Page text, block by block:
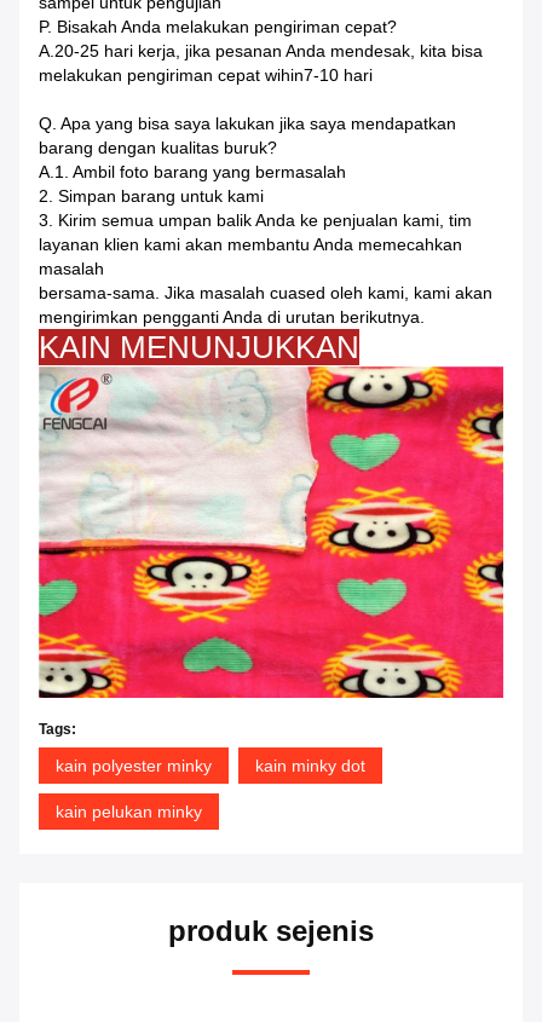
P. Bisakah Anda melakukan pengiriman cepat?
A.20-25 hari kerja, jika pesanan Anda mendesak, kita bisa
melakukan pengiriman cepat wihin7-10 hari
Q. Apa yang bisa saya lakukan jika saya mendapatkan
barang dengan kualitas buruk?
A.1. Ambil foto barang yang bermasalah
2. Simpan barang untuk kami
3. Kirim semua umpan balik Anda ke penjualan kami, tim
layanan klien kami akan membantu Anda memecahkan
masalah
bersama-sama. Jika masalah cuased oleh kami, kami akan
mengirimkan pengganti Anda di urutan berikutnya.
KAIN MENUNJUKKAN
Tags:
kain polyester minky kain minky dot
kain pelukan minky
produk sejenis